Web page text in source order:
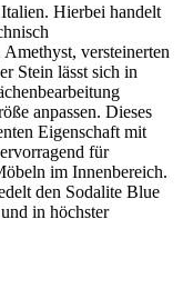
Hierbei handelt
versteinerten
Stein lässt sich in
anpassen. Dieses
Eigenschaft mit
für
im Innenbereich.
den Sodalite Blue
in höchster